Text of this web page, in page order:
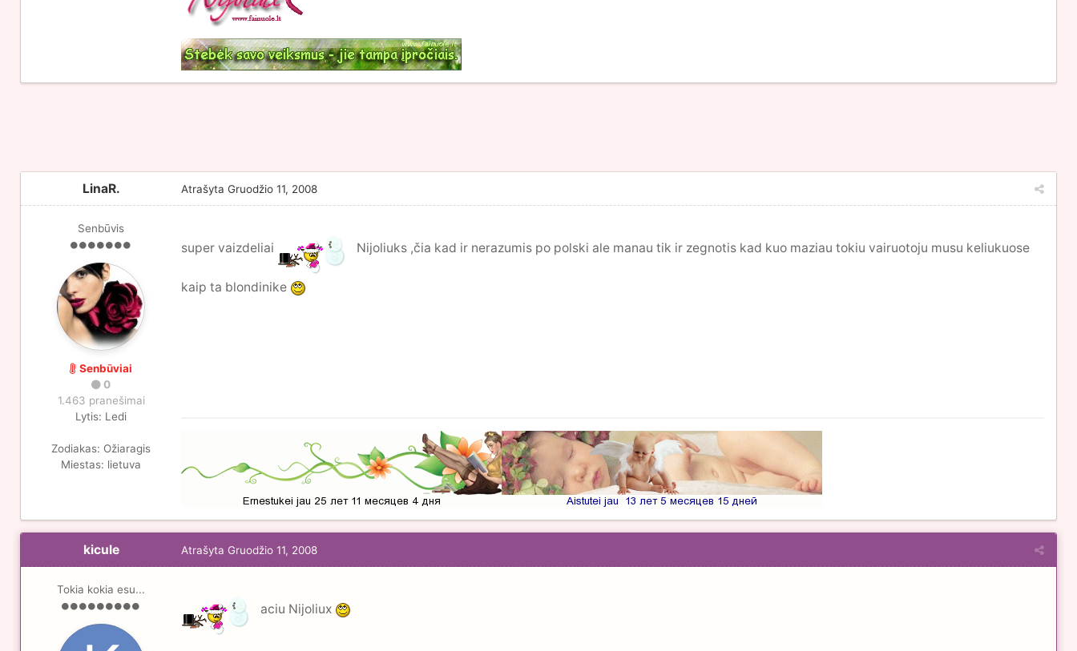
LinaR.
Senbūvis
Senbūviai
0
1.463 pranešimai
Lytis: Ledi
Zodiakas: Ožiaragis
Miestas: lietuva
Atrašyta Gruodžio 11, 2008
super vaizdeliai Nijoliuks ,čia kad ir nerazumis po polski ale manau tik ir zegnotis kad kuo maziau tokiu vairuotoju musu keliukuose
kaip ta blondinike
kicule
Tokia kokia esu...
Atrašyta Gruodžio 11, 2008
aciu Nijoliux